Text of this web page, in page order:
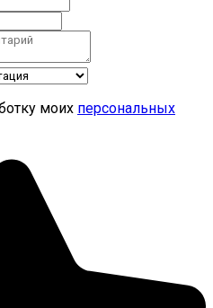
моих персональных